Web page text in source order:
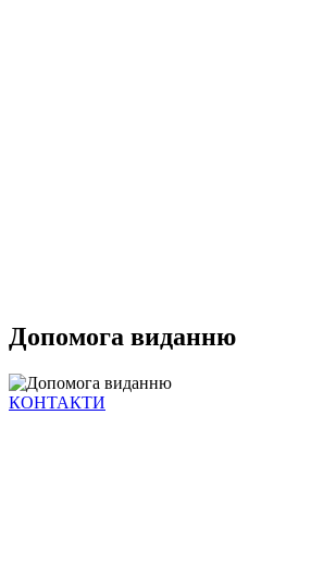
Допомога виданню
КОНТАКТИ